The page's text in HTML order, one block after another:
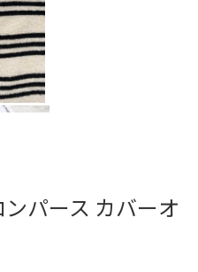
パース カバーオ